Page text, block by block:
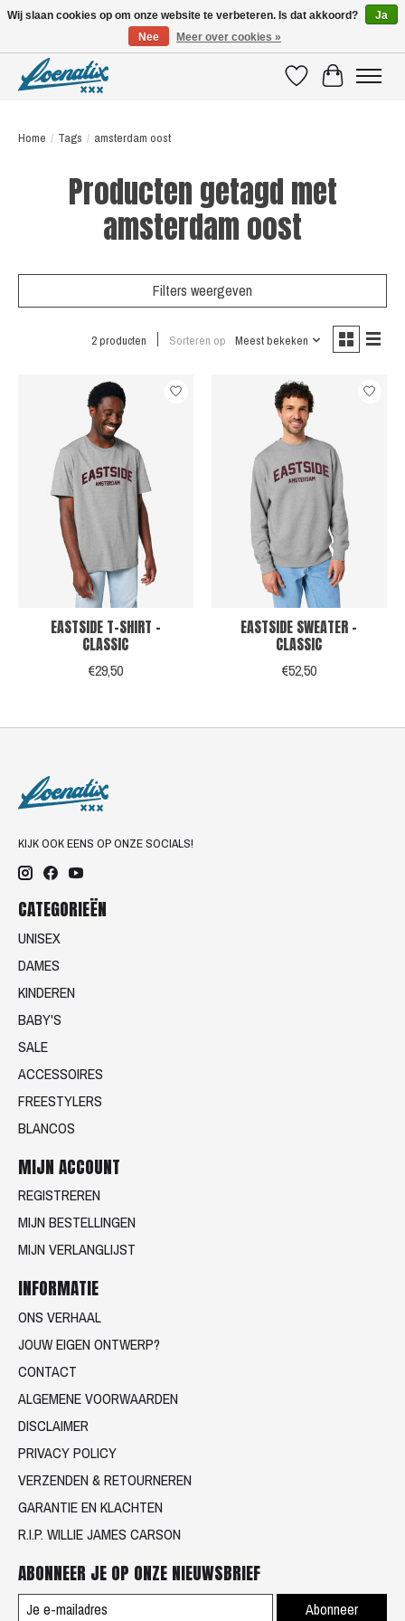
VerlanglijstWinkelwagen
Home / Tags / amsterdam oost
Producten getagd met
amsterdam oost
Filters weergeven
2 producten Sorteren op Meest bekeken
EASTSIDE T-SHIRT -
CLASSIC
€29,50
EASTSIDE SWEATER -
CLASSIC
€52,50
KIJK OOK EENS OP ONZE SOCIALS!
CATEGORIEËN
UNISEX
DAMES
KINDEREN
BABY'S
SALE
ACCESSOIRES
FREESTYLERS
BLANCOS
MIJN ACCOUNT
REGISTREREN
MIJN BESTELLINGEN
MIJN VERLANGLIJST
INFORMATIE
ONS VERHAAL
JOUW EIGEN ONTWERP?
CONTACT
ALGEMENE VOORWAARDEN
DISCLAIMER
PRIVACY POLICY
VERZENDEN & RETOURNEREN
GARANTIE EN KLACHTEN
R.I.P. WILLIE JAMES CARSON
ABONNEER JE OP ONZE NIEUWSBRIEF
Abonneer
Wij slaan cookies op om onze website te verbeteren. Is dat akkoord?
Ja
Nee
Meer over cookies »